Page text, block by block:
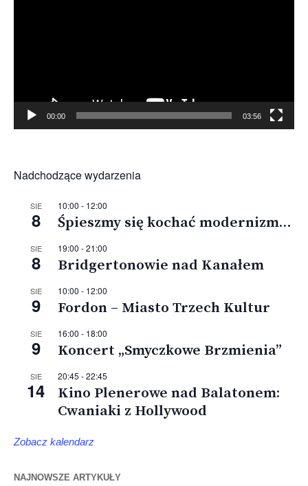
00:00 03:56
Nadchodzące wydarzenia
SIE
8
10:00 - 12:00
Śpieszmy się kochać modernizm…
SIE
8
19:00 -21:00
Bridgertonowie nad Kanałem
SIE
9
10:00 - 12:00
Fordon – Miasto Trzech Kultur
SIE
9
16:00 - 18:00
Koncert „Smyczkowe Brzmienia”
SIE
14
20:45 -22:45
Kino Plenerowe nad Balatonem:
Cwaniaki z Hollywood
Zobacz kalendarz
NAJNOWSZE ARTYKUŁY